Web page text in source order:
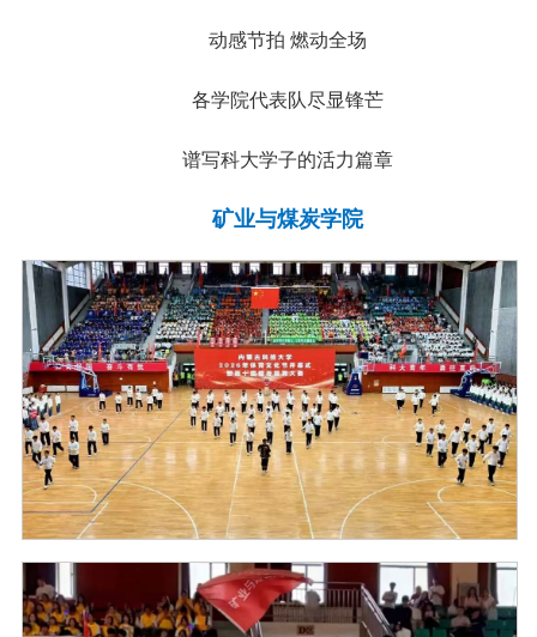
动感节拍 燃动全场
各学院代表队尽显锋芒
谱写科大学子的活力篇章
矿业与煤炭学院